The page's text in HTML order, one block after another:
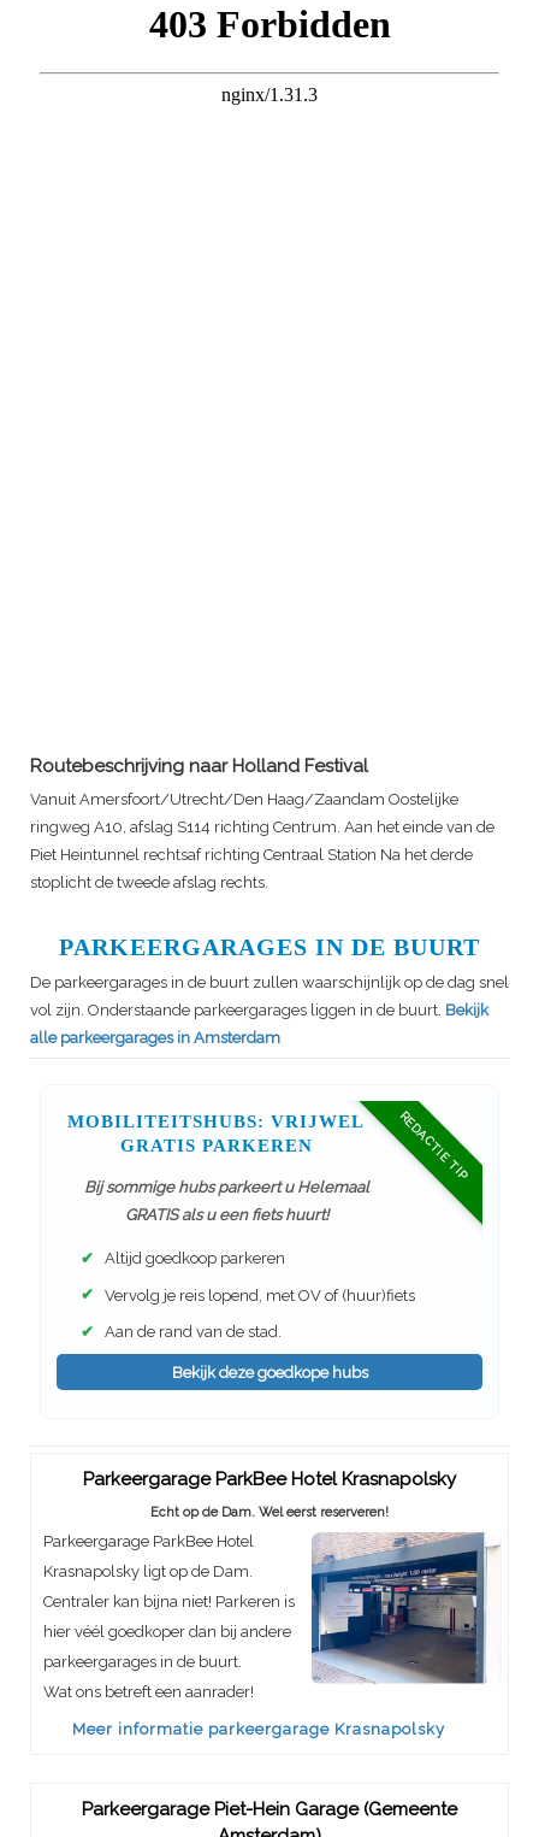
Routebeschrijving naar Holland Festival
Vanuit Amersfoort/Utrecht/Den Haag/Zaandam Oostelijke
ringweg A10, afslag S114 richting Centrum. Aan het einde van de
Piet Heintunnel rechtsaf richting Centraal Station Na het derde
stoplicht de tweede afslag rechts.
PARKEERGARAGES IN DE BUURT
De parkeergarages in de buurt zullen waarschijnlijk op de dag snel
vol zijn. Onderstaande parkeergarages liggen in de buurt. Bekijk
alle parkeergarages in Amsterdam
REDACTIE TIP
MOBILITEITSHUBS: VRIJWEL
GRATIS PARKEREN
Bij sommige hubs parkeert u Helemaal
GRATIS als u een fiets huurt!
✔ Altijd goedkoop parkeren
✔ Vervolg je reis lopend, met OV of (huur)fiets
✔ Aan de rand van de stad.
Bekijk deze goedkope hubs
Parkeergarage ParkBee Hotel Krasnapolsky
Echt op de Dam. Wel eerst reserveren!
Parkeergarage ParkBee Hotel
Krasnapolsky ligt op de Dam.
Centraler kan bijna niet! Parkeren is
hier véél goedkoper dan bij andere
parkeergarages in de buurt.
Wat ons betreft een aanrader!
Meer informatie parkeergarage Krasnapolsky
Parkeergarage Piet-Hein Garage (Gemeente